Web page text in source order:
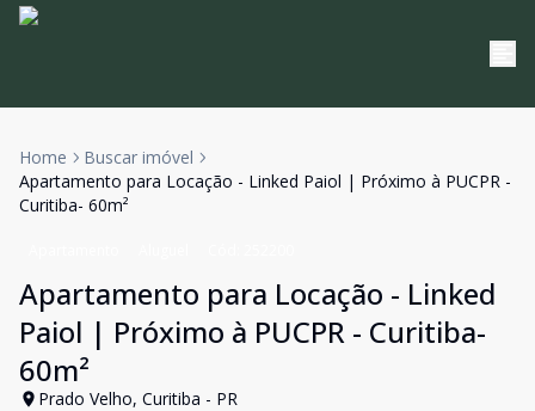
Home
Buscar imóvel
Apartamento para Locação - Linked Paiol | Próximo à PUCPR -
Curitiba- 60m²
Apartamento para Locação - Linked
Paiol | Próximo à PUCPR - Curitiba-
60m²
Prado Velho, Curitiba - PR